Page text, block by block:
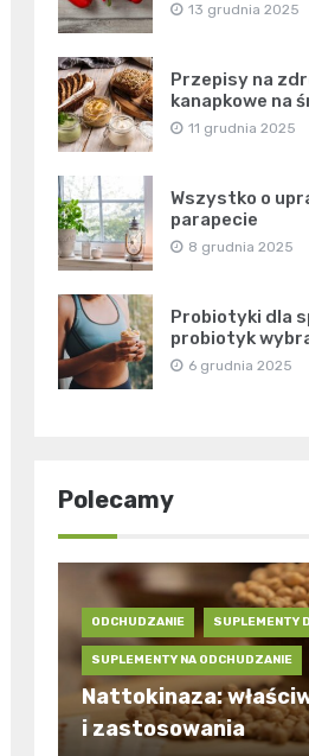
13 grudnia 2025
Przepisy na
kanapkowe na
11 grudnia 2025
Wszystko o
parapecie
8 grudnia 2025
Probiotyki dla
probiotyk
6 grudnia 2025
Polecamy
ODCHUDZANIE SUPLEMENTY
SUPLEMENTY NA ODCHUDZANIE
Nattokinaza:
i zastosowania